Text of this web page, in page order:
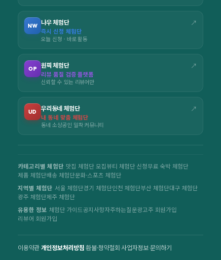
NW 나우 체험단 ↗
즉시 신청 체험단
오늘 신청 · 바로 활동
OP 원픽 체험단 ↗
리뷰 품질 검증 플랫폼
신뢰할 수 있는 리뷰어만
UD 우리동네 체험단 ↗
내 동네 맞춤 체험단
동네 소상공인 밀착 커뮤니티
카테고리별 체험단 맛집 체험단 모집뷰티 체험단 신청무료 숙박 체험단
제품 체험단배송 체험단문화·스포츠 체험단
지역별 체험단 서울 체험단경기 체험단인천 체험단부산 체험단대구 체험단
광주 체험단제주 체험단
유용한 정보 체험단 가이드공지사항자주하는질문광고주 회원가입
리뷰어 회원가입
이용약관·개인정보처리방침·환불·청약철회·사업자정보·문의하기